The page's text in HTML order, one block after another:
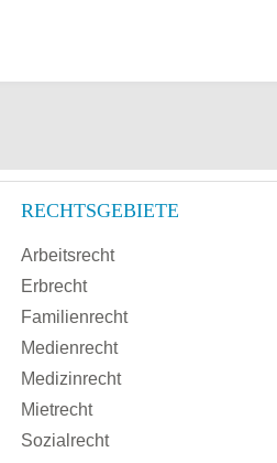
RECHTSGEBIETE
Arbeitsrecht
Erbrecht
Familienrecht
Medienrecht
Medizinrecht
Mietrecht
Sozialrecht